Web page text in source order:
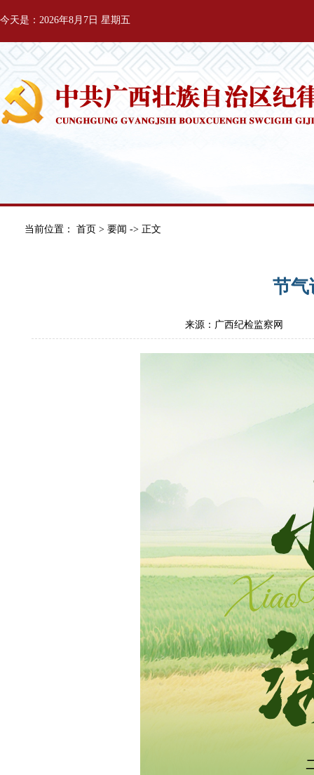
今天是：2026年8月7日 星期五
当前位置： 首页 > 要闻 -> 正文
节气
来源：广西纪检监察网